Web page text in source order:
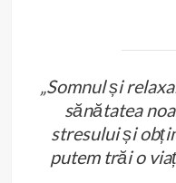
„Somnul și
sănătatea
stresului și
putem trăi o